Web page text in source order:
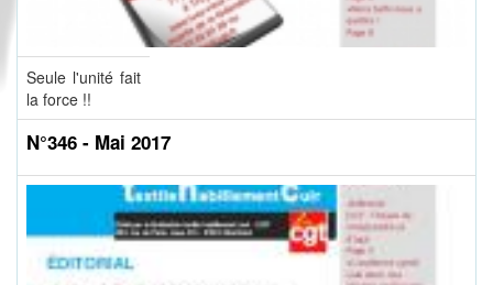
Seule l'unité fait
la force !!
N°346 - Mai 2017